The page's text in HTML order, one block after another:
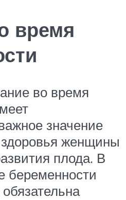
время
во время
значение
женщины
плода. В
беременности